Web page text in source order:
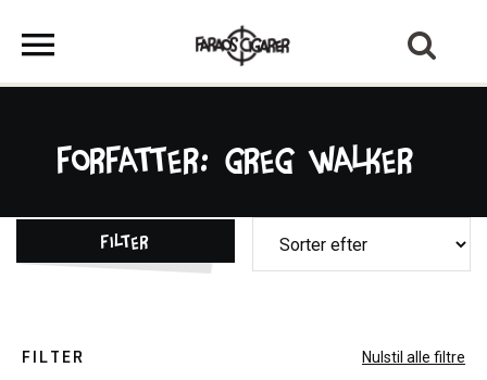
Forfatter: Greg Walker
Filter
FILTER Nulstil alle filtre